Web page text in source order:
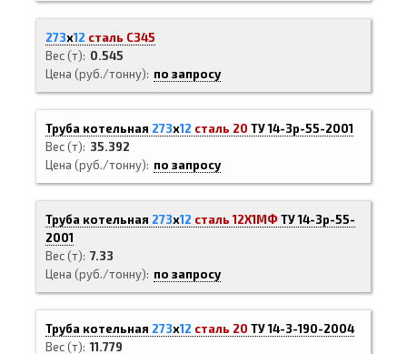
273х12 сталь С345
Вес (т)
0.545
Цена (руб./тонну)
по запросу
Труба котельная 273х12 сталь 20 ТУ 14-3р-55-2001
Вес (т)
35.392
Цена (руб./тонну)
по запросу
Труба котельная 273х12 сталь 12Х1МФ ТУ 14-3р-55-
2001
Вес (т) 7.33
Цена (руб./тонну)
по запросу
Труба котельная 273х12 сталь 20 ТУ 14-3-190-2004
Вес (т) 11.779